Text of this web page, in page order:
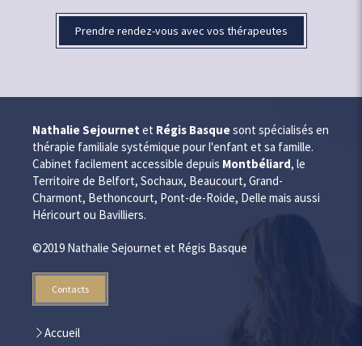
Prendre rendez-vous avec vos thérapeutes
Nathalie Sejournet et Régis Basquesont spécialisés en
thérapie familiale systémique pour l'enfant et sa famille.
Cabinet facilement accessible depuis Montbéliard, le
Territoire de Belfort, Sochaux, Beaucourt, Grand-
Charmont, Bethoncourt, Pont-de-Roide, Delle mais aussi
Héricourt ou Bavilliers.
©2019 Nathalie Sejournet et Régis Basque
Contacts
Accueil